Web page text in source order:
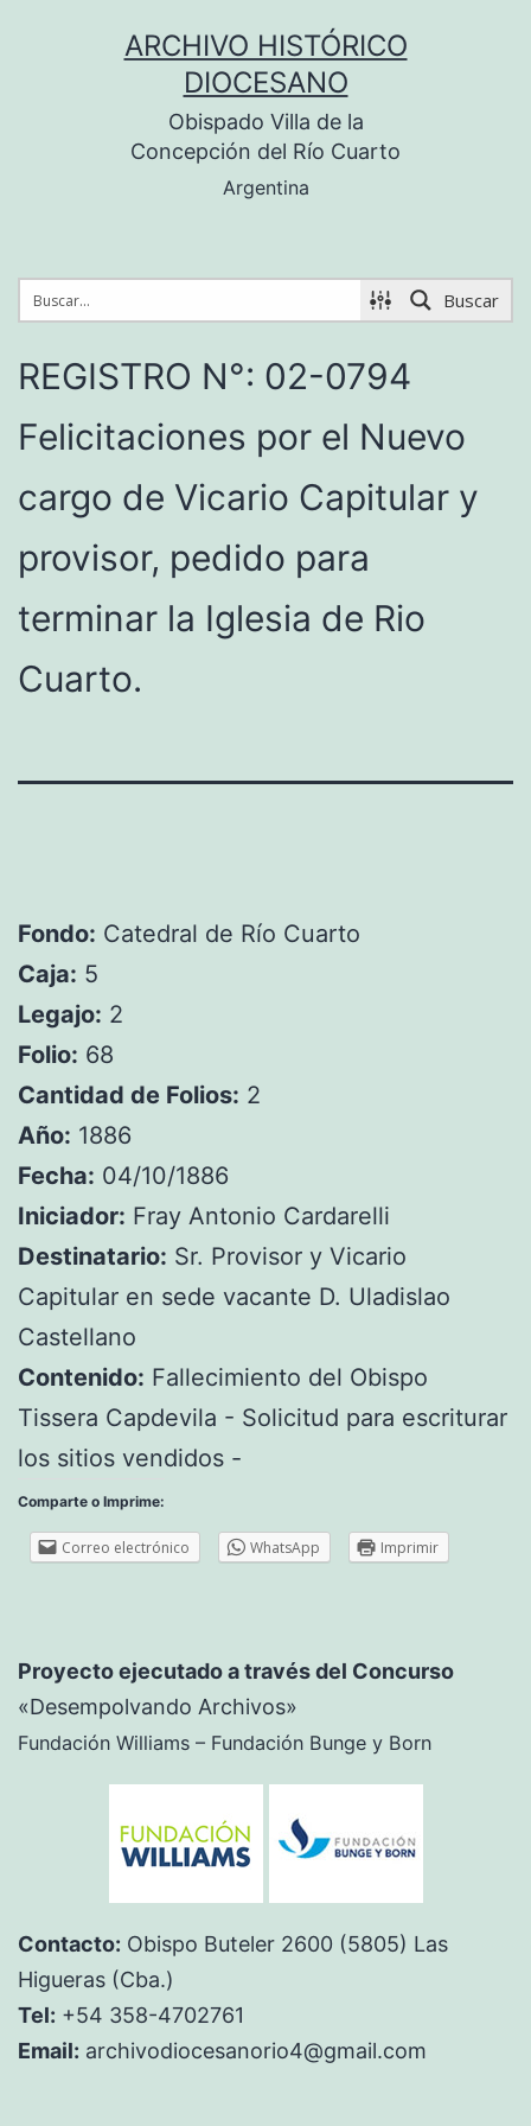
ARCHIVO HISTÓRICO
DIOCESANO
Obispado Villa de la
Concepción del Río Cuarto
Argentina
Buscar
REGISTRO N°: 02-0794
Felicitaciones por el Nuevo
cargo de Vicario Capitular y
provisor, pedido para
terminar la Iglesia de Rio
Cuarto.
Fondo: Catedral de Río Cuarto
Caja: 5
Legajo: 2
Folio: 68
Cantidad de Folios: 2
Año: 1886
Fecha: 04/10/1886
Iniciador: Fray Antonio Cardarelli
Destinatario: Sr. Provisor y Vicario
Capitular en sede vacante D. Uladislao
Castellano
Contenido: Fallecimiento del Obispo
Tissera Capdevila - Solicitud para escriturar
los sitios vendidos -
Comparte o Imprime:
Correo electrónico WhatsApp Imprimir
Proyecto ejecutado a través del Concurso
«Desempolvando Archivos»
Fundación Williams – Fundación Bunge y Born
Contacto: Obispo Buteler 2600 (5805) Las
Higueras (Cba.)
Tel: +54 358-4702761
Email: archivodiocesanorio4@gmail.com